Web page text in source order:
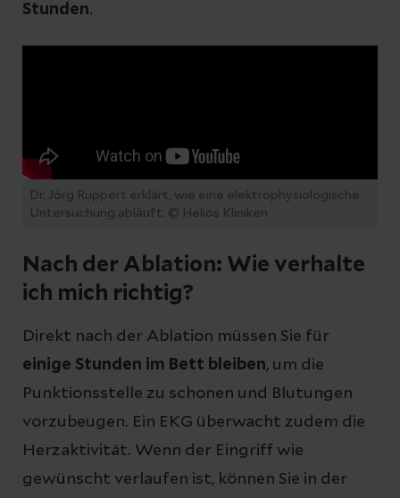
Stunden.
Dr. Jörg Ruppert erklärt, wie eine elektrophysiologische
Untersuchung abläuft. © Helios Kliniken
Nach der Ablation: Wie verhalte
ich mich richtig?
Direkt nach der Ablation müssen Sie für
einige Stunden im Bett bleiben, um die
Punktionsstelle zu schonen und Blutungen
vorzubeugen. Ein EKG überwacht zudem die
Herzaktivität. Wenn der Eingriff wie
gewünscht verlaufen ist, können Sie in der